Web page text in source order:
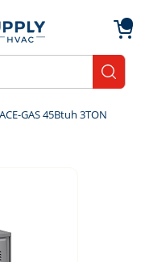
GAS 45Btuh 3TON